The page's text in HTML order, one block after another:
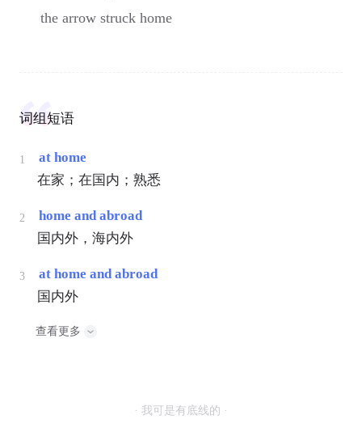
the arrow struck home
词组短语
1
at home
在家；在国内；熟悉
2
home and abroad
国内外，海内外
3
at home and abroad
国内外
查看更多
· 我可是有底线的 ·